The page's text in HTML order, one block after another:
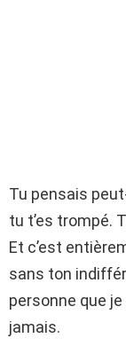
Tu pensais
tu t’es trompé.
Et c’est
sans ton
personne que
jamais.